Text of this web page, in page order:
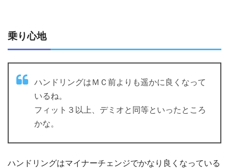
乗り心地
ハンドリングはＭＣ前よりも遥かに良くなって
いるね。
フィット３以上、デミオと同等といったところ
かな。
ハンドリングはマイナーチェンジでかなり良くなっている